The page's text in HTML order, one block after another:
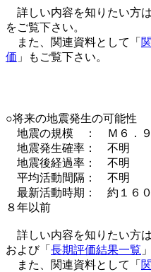
詳しい内容を知りたい方は
をご覧下さい。
また、関連資料として「
価 」もご覧下さい。
○将来の地震発生の可能性
地震の規模 ： Ｍ６．
地震発生確率： 不明
地震後経過率： 不明
平均活動間隔： 不明
最新活動時期： 約１６０
８年以前
詳しい内容を知りたい方は
および「 長期評価結果一覧
また、関連資料として「